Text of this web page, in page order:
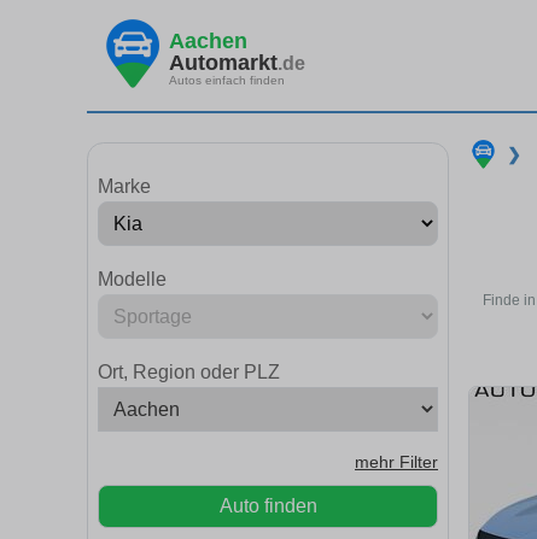
Aachen
Automarkt.de
Autos einfach finden
Marke
Modelle
Ort, Region oder PLZ
mehr Filter
Auto finden
❯
Finde